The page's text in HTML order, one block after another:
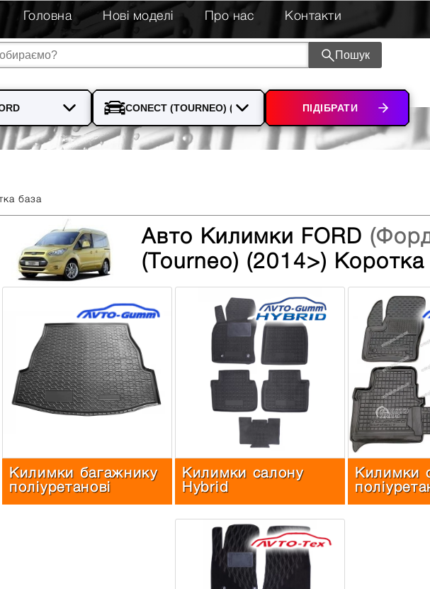
Головна Нові моделі Про нас Контакти
Пошук
ПІДІБРАТИ
база
Авто Килимки FORD
(Tourneo) (2014>)
Килимки багажнику
поліуретанові
Килимки салону
Hybrid
Килимки